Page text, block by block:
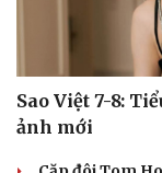
Sao Việt 7-8:
ảnh mới